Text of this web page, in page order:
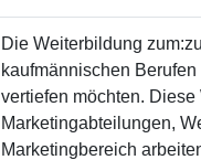
Die Weiterbildung
kaufmännischen
vertiefen möchten.
Marketingabteilungen,
Marketingbereich